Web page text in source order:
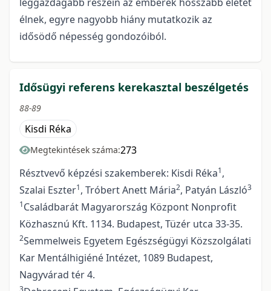
élnek, egyre nagyobb hiány mutatkozik az
idősödő népesség gondozóiból.
Idősügyi referens kerekasztal beszélgetés
88-89
Kisdi Réka
Megtekintések száma:273
Résztvevő képzési szakemberek: Kisdi Réka1,
Szalai Eszter1, Tróbert Anett Mária2, Patyán László3
1Családbarát Magyarország Központ Nonprofit
Közhasznú Kft. 1134. Budapest, Tüzér utca 33-35.
2Semmelweis Egyetem Egészségügyi Közszolgálati
Kar Mentálhigiéné Intézet, 1089 Budapest,
Nagyvárad tér 4.